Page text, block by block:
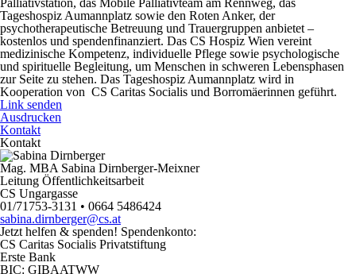
Palliativstation, das Mobile Palliativteam am Rennweg, das
Tageshospiz Aumannplatz sowie den Roten Anker, der
psychotherapeutische Betreuung und Trauergruppen anbietet –
kostenlos und spendenfinanziert. Das CS Hospiz Wien vereint
medizinische Kompetenz, individuelle Pflege sowie psychologische
und spirituelle Begleitung, um Menschen in schweren Lebensphasen
zur Seite zu stehen. Das Tageshospiz Aumannplatz wird in
Kooperation von CS Caritas Socialis und Borromäerinnen geführt.
Link senden
Ausdrucken
Kontakt
Kontakt
Mag. MBA Sabina Dirnberger-Meixner
Leitung Öffentlichkeitsarbeit
CS Ungargasse
01/71753-3131 • 0664 5486424
sabina.dirnberger@cs.at
Jetzt helfen & spenden! Spendenkonto:
CS Caritas Socialis Privatstiftung
Erste Bank
BIC: GIBAATWW